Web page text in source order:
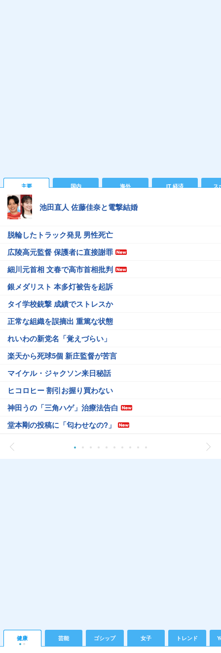
主要 国内 海外 IT 経済 ス
池田直人 佐藤佳奈と電撃結婚
脱輪したトラック発見 男性死亡
広陵高元監督 保護者に直接謝罪
細川元首相 文春で高市首相批判
銀メダリスト 本多灯被告を起訴
タイ学校銃撃 成績でストレスか
正常な組織を誤摘出 重篤な状態
れいわの新党名「覚えづらい」
楽天から死球5個 新庄監督が苦言
マイケル・ジャクソン来日秘話
ヒコロヒー 割引お握り買わない
神田うの「三角ハゲ」治療法告白
堂本剛の投稿に「匂わせなの?」
健康 芸能 ゴシップ 女子 トレンド